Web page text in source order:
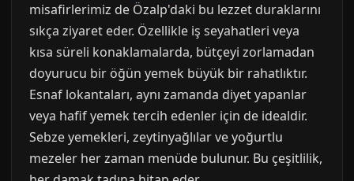
misafirlerimiz de Özalp'daki bu lezzet duraklarını
sıkça ziyaret eder. Özellikle iş seyahatleri veya
kısa süreli konaklamalarda, bütçeyi zorlamadan
doyurucu bir öğün yemek büyük bir rahatlıktır.
Esnaf lokantaları, aynı zamanda diyet yapanlar
veya hafif yemek tercih edenler için de idealdir.
Sebze yemekleri, zeytinyağlılar ve yoğurtlu
mezeler her zaman menüde bulunur. Bu çeşitlilik,